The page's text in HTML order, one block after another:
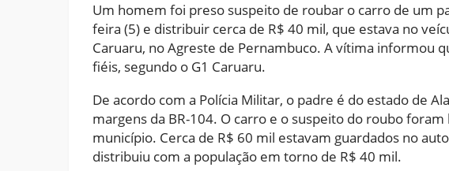
Um homem foi preso suspeito de roubar o carro de um
feira (5) e distribuir cerca de R$ 40 mil, que estava no
Caruaru, no Agreste de Pernambuco. A vítima informou
fiéis, segundo o G1 Caruaru.
De acordo com a Polícia Militar, o padre é do estado de
margens da BR-104. O carro e o suspeito do roubo
município. Cerca de R$ 60 mil estavam guardados no
distribuiu com a população em torno de R$ 40 mil.